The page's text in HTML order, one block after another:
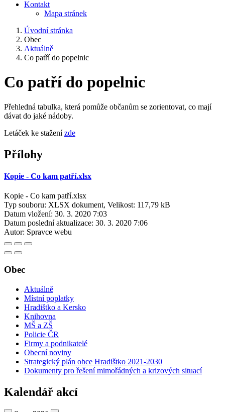
Kontakt
Mapa stránek
Úvodní stránka
Obec
Aktuálně
Co patří do popelnic
Co patří do popelnic
Přehledná tabulka, která pomůže občanům se zorientovat, co mají
dávat do jaké nádoby.
Letáček ke staženízde
Přílohy
Kopie - Co kam patří.xlsx
Kopie - Co kam patří.xlsx
Typ souboru: XLSX dokument, Velikost: 117,79 kB
Datum vložení: 30. 3. 2020 7:03
Datum poslední aktualizace: 30. 3. 2020 7:06
Autor: Spravce webu
Obec
Aktuálně
Místní poplatky
Hradištko a Kersko
Knihovna
MŠ a ZŠ
Policie ČR
Firmy a podnikatelé
Obecní noviny
Strategický plán obce Hradištko 2021-2030
Dokumenty pro řešení mimořádných a krizových situací
Kalendář akcí